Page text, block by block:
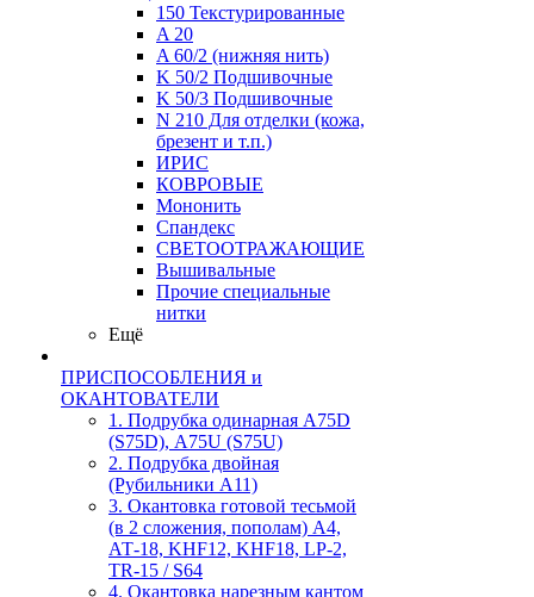
150 Текстурированные
A 20
A 60/2 (нижняя нить)
K 50/2 Подшивочные
K 50/3 Подшивочные
N 210 Для отделки (кожа,
брезент и т.п.)
ИРИС
КОВРОВЫЕ
Мононить
Спандекс
СВЕТООТРАЖАЮЩИЕ
Вышивальные
Прочие специальные
нитки
Ещё
ПРИСПОСОБЛЕНИЯ и
ОКАНТОВАТЕЛИ
1. Подрубка одинарная А75D
(S75D), А75U (S75U)
2. Подрубка двойная
(Рубильники А11)
3. Окантовка готовой тесьмой
(в 2 сложения, пополам) А4,
АТ-18, KHF12, KHF18, LP-2,
TR-15 / S64
4. Окантовка нарезным кантом